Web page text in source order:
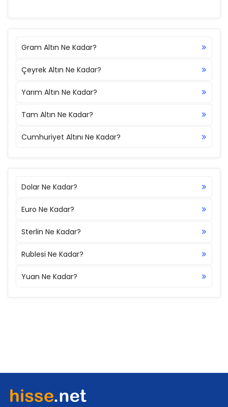
Gram Altın Ne Kadar?
Çeyrek Altın Ne Kadar?
Yarım Altın Ne Kadar?
Tam Altın Ne Kadar?
Cumhuriyet Altını Ne Kadar?
Dolar Ne Kadar?
Euro Ne Kadar?
Sterlin Ne Kadar?
Rublesi Ne Kadar?
Yuan Ne Kadar?